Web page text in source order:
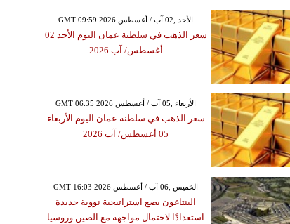
GMT 09:59 2026 الأحد ,02 آب / أغسطس
سعر الذهب في سلطنة عمان اليوم الأحد 02
أغسطس/ آب 2026
GMT 06:35 2026 الأربعاء ,05 آب / أغسطس
سعر الذهب في سلطنة عمان اليوم الأربعاء
05 أغسطس/ آب 2026
GMT 16:03 2026 الخميس ,06 آب / أغسطس
البنتاغون يضع استراتيجية نووية جديدة
استعدادًا لاحتمال مواجهة مع الصين وروسيا